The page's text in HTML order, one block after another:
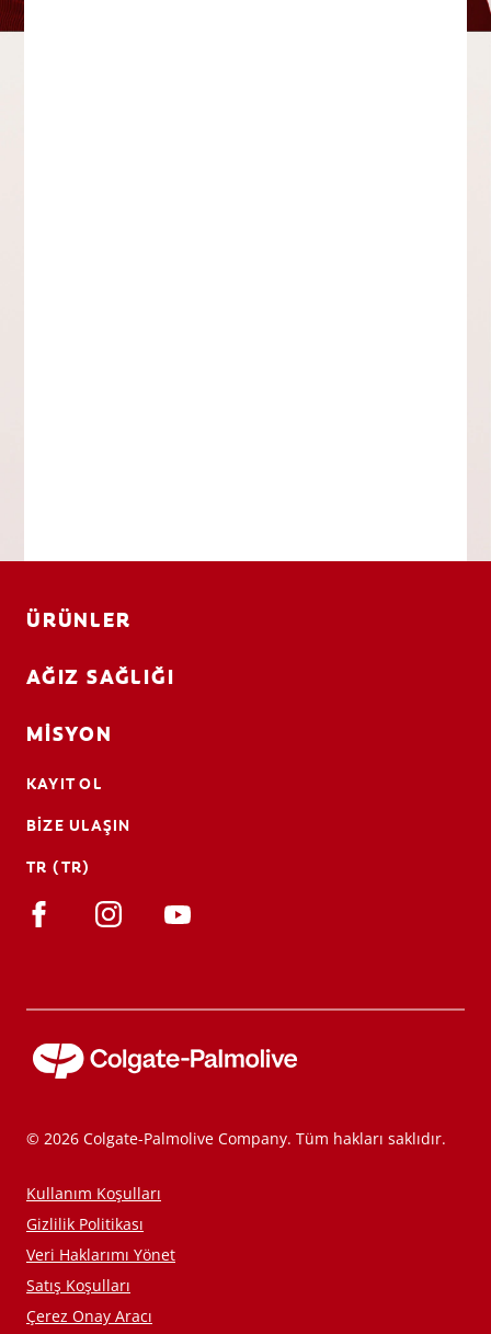
ÜRÜNLER
AĞIZ SAĞLIĞI
MISYON
KAYIT OL
BIZE ULAŞIN
TR (TR)
© 2026 Colgate-Palmolive Company. Tüm hakları saklıdır.
Kullanım Koşulları
Gizlilik Politikası
Veri Haklarımı Yönet
Satış Koşulları
Çerez Onay Aracı